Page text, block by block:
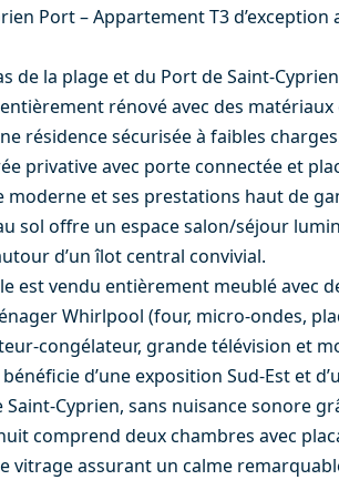
Port – Appartement T3
de la plage et du Port de Saint-
entièrement rénové avec des
résidence sécurisée à faibles
privative avec porte connectée et
moderne et ses prestations haut de
sol offre un espace salon/séjour
d’un îlot central convivial.
est vendu entièrement meublé avec
Whirlpool (four, micro-ondes,
congélateur, grande télévision et
d’une exposition Sud-Est et
Saint-Cyprien, sans nuisance sonore
nuit comprend deux chambres avec
vitrage assurant un calme